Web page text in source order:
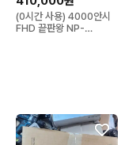
(0시간 사용) 4000안시
FHD 끝판왕 NP-